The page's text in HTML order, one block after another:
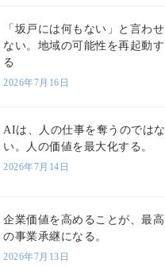
「坂戸には何もない」と言わせ
ない。地域の可能性を再起動す
る
2026年7月16日
AIは、人の仕事を奪うのではな
い。人の価値を最大化する。
2026年7月14日
企業価値を高めることが、最高
の事業承継になる。
2026年7月13日